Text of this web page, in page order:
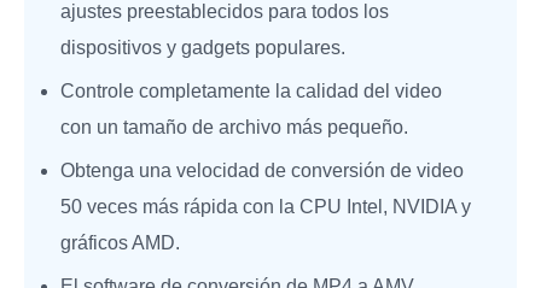
ajustes preestablecidos para todos los
dispositivos y gadgets populares.
Controle completamente la calidad del video
con un tamaño de archivo más pequeño.
Obtenga una velocidad de conversión de video
50 veces más rápida con la CPU Intel, NVIDIA y
gráficos AMD.